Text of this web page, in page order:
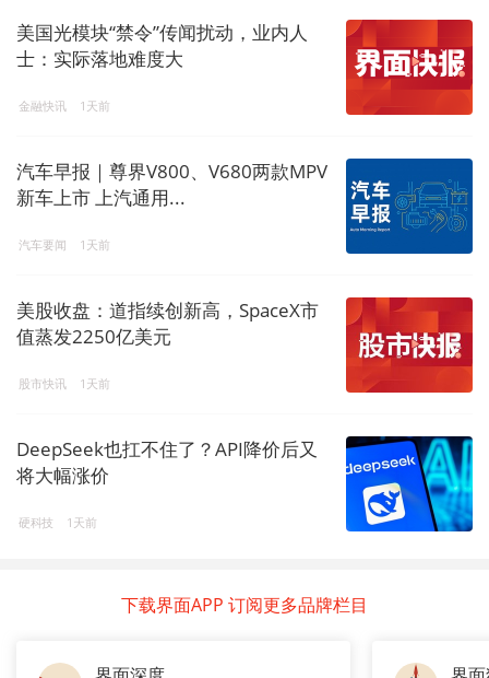
美国光模块“禁令”传闻扰动，业内人
士：实际落地难度大
金融快讯 1天前
汽车早报｜尊界V800、V680两款MPV
新车上市 上汽通用...
汽车要闻 1天前
美股收盘：道指续创新高，SpaceX市
值蒸发2250亿美元
股市快讯 1天前
DeepSeek也扛不住了？API降价后又
将大幅涨价
硬科技 1天前
下载界面APP 订阅更多品牌栏目